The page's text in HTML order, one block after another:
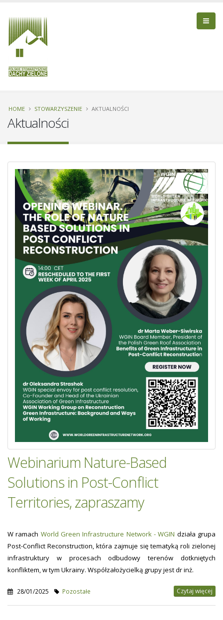
HOME STOWARZYSZENIE AKTUALNOŚCI
Aktualności
Webinarium Nature-Based
Solutions in Post-Conflict
Territories, zapraszamy
W ramach World Green Infrastructure Network - WGIN działa grupa
Post-Conflict Reconstruction, która zajmuje się tematyką roli zielonej
infrastruktury w procesach odbudowy terenów dotkniętych
konfliktem, w tym Ukrainy. Współzałożycielką grupy jest dr inż.
28/01/2025 Pozostałe Czytaj więcej